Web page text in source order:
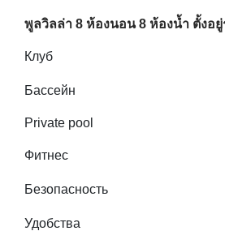
พูลวิลล่า 8 ห้องนอน 8 ห้องน้ำ ตั้งอยู่
Клуб
Бассейн
Private pool
Фитнес
Безопасность
Удобства